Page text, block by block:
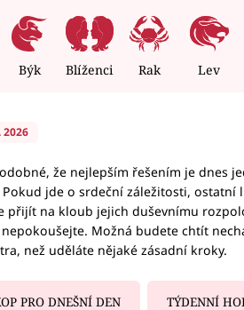
Býk Blíženci Rak Lev
2026
že nejlepším řešením je dnes
jde o srdeční záležitosti, ostatní
přijít na kloub jejich duševnímu
Možná budete chtít
než uděláte nějaké zásadní kroky.
PRO DNEŠNÍ DEN TÝDENNÍ